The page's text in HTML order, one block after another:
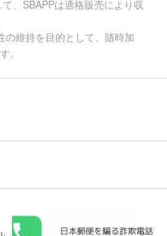
、SBAPPは適格販売により収
維持を目的として、随時加
。